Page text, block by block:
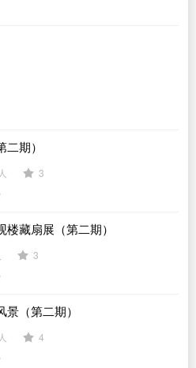
期）
3
藏扇展（第二期）
3
（第二期）
4